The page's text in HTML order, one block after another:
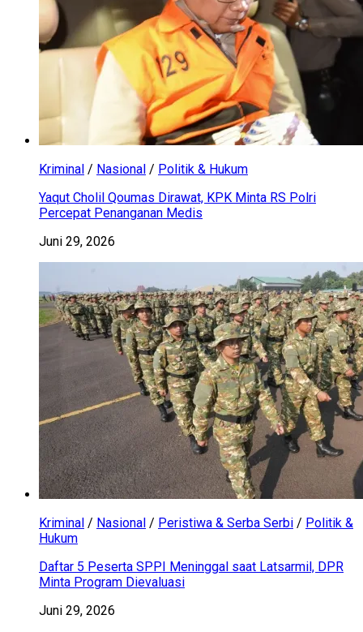
Kriminal / Nasional / Politik & Hukum
Yaqut Cholil Qoumas Dirawat, KPK Minta RS Polri
Percepat Penanganan Medis
Juni 29, 2026
Kriminal / Nasional / Peristiwa & Serba Serbi / Politik &
Hukum
Daftar 5 Peserta SPPI Meninggal saat Latsarmil, DPR
Minta Program Dievaluasi
Juni 29, 2026